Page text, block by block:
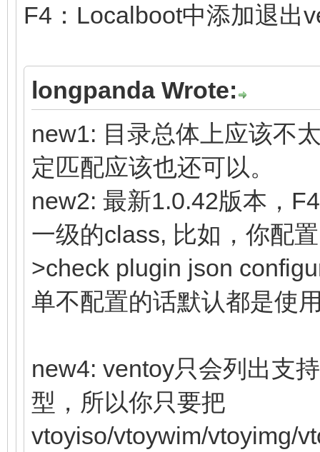
F4：Localboot中添加退出
longpanda Wrote:
new1: 目录总体上应该不
定匹配应该也还可以。
new2: 最新1.0.42版本，
一级的class, 比如，你配
>check plugin json
单不配置的话默认都是使
new4: ventoy只会列出支
型，所以你只要把
vtoyiso/vtoywim/vtoyimg/